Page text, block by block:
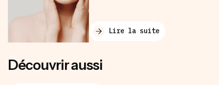
Lire la suite
Découvrir aussi